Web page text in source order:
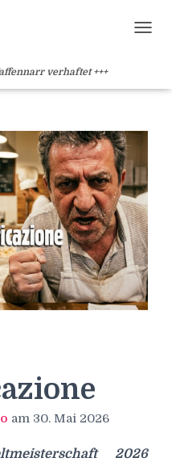
verhaftet +++
am 30. Mai 2026
2026